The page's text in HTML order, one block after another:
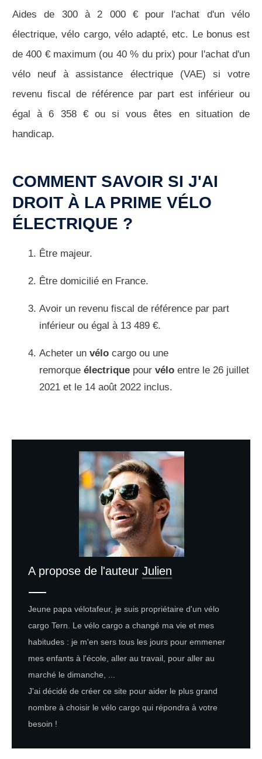
Aides de 300 à 2 000 € pour l'achat d'un vélo
électrique, vélo cargo, vélo adapté, etc. Le bonus est
de 400 € maximum (ou 40 % du prix) pour l'achat d'un
vélo neuf à assistance électrique (VAE) si votre
revenu fiscal de référence par part est inférieur ou
égal à 6 358 € ou si vous êtes en situation de
handicap.
COMMENT SAVOIR SI J'AI
DROIT À LA PRIME VÉLO
ÉLECTRIQUE ?
Être majeur.
Être domicilié en France.
Avoir un revenu fiscal de référence par part
inférieur ou égal à 13 489 €.
Acheter un vélocargo ou une
remorque électriquepour véloentre le 26 juillet
2021 et le 14 août 2022 inclus.
A propose de l'auteur Julien
Jeune papa vélotafeur, je suis propriétaire d'un vélo
cargo Tern. Le vélo cargo a changé ma vie et mes
habitudes : je m'en sers tous les jours pour emmener
mes enfants à l'école, aller au travail, pour aller au
marché le dimanche, ...
J'ai décidé de créer ce site pour aider le plus grand
nombre à choisir le vélo cargo qui répondra à votre
besoin !